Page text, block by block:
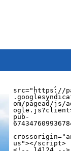
src="https://
om/pagead/js/
pub-
us"></script>